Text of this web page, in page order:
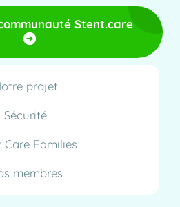
Stent.care
projet
Sécurité
Care Families
membres